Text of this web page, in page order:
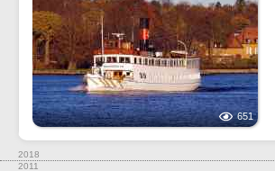
651
2018
2011